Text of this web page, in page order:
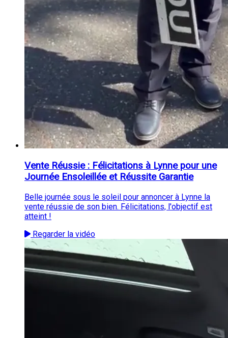
Vente Réussie : Félicitations à Lynne pour une
Journée Ensoleillée et Réussite Garantie
Belle journée sous le soleil pour annoncer à Lynne la
vente réussie de son bien. Félicitations, l'objectif est
atteint !
Regarder la vidéo